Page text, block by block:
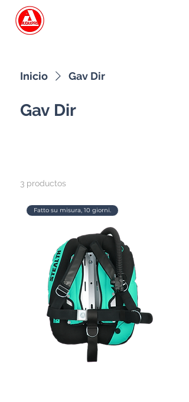
Inicio Gav Dir
Gav Dir
3 productos
Fatto su misura, 10 giorni.